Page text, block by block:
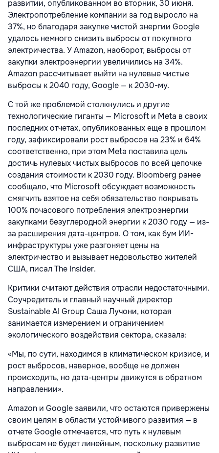
развитии, опубликованном во вторник, 30 июня.
Электропотребление компании за год выросло на
37%, но благодаря закупке чистой энергии Google
удалось немного снизить выбросы от покупного
электричества. У Amazon, наоборот, выбросы от
закупки электроэнергии увеличились на 34%.
Amazon рассчитывает выйти на нулевые чистые
выбросы к 2040 году, Google — к 2030-му.
С той же проблемой столкнулись и другие
технологические гиганты — Microsoft и Meta в своих
последних отчетах, опубликованных еще в прошлом
году, зафиксировали рост выбросов на 23% и 64%
соответственно, при этом Meta поставила цель
достичь нулевых чистых выбросов по всей цепочке
создания стоимости к 2030 году. Bloomberg ранее
сообщало, что Microsoft обсуждает возможность
смягчить взятое на себя обязательство покрывать
100% почасового потребления электроэнергии
закупками безуглеродной энергии к 2030 году — из-
за расширения дата-центров. О том, как бум ИИ-
инфраструктуры уже разгоняет цены на
электричество и вызывает недовольство жителей
США, писал The Insider.
Критики считают действия отрасли недостаточными.
Соучредитель и главный научный директор
Sustainable AI Group Саша Лучони, которая
занимается измерением и ограничением
экологического воздействия сектора, сказала:
«Мы, по сути, находимся в климатическом кризисе, и
рост выбросов, наверное, вообще не должен
происходить, но дата-центры движутся в обратном
направлении».
Amazon и Google заявили, что остаются привержены
своим целям в области устойчивого развития — в
отчете Google отмечается, что путь к нулевым
выбросам не будет линейным, поскольку развитие